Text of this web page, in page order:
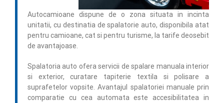
Autocamioane dispune de o zona situata in incinta
unitatii, cu destinatia de spalatorie auto, disponibila atat
pentru camioane, cat si pentru turisme, la tarife deosebit
de avantajoase.
Spalatoria auto ofera servicii de spalare manuala interior
si exterior, curatare tapiterie textila si polisare a
suprafetelor vopsite. Avantajul spalatoriei manuale prin
comparatie cu cea automata este accesibilitatea in